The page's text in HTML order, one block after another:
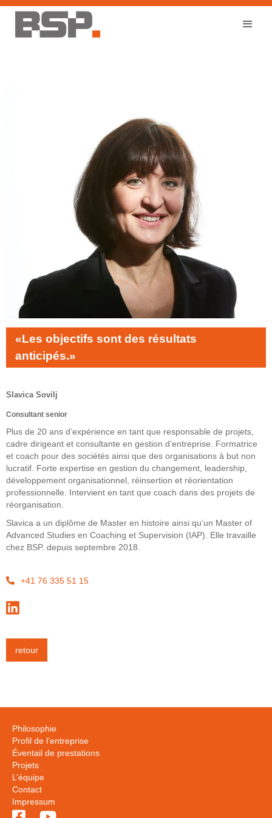
«Les objectifs sont des résultats
anticipés.»
Slavica Sovilj
Consultant senior
Plus de 20 ans d’expérience en tant que responsable de projets,
cadre dirigeant et consultante en gestion d’entreprise. Formatrice
et coach pour des sociétés ainsi que des organisations à but non
lucratif. Forte expertise en gestion du changement, leadership,
développement organisationnel, réinsertion et réorientation
professionnelle. Intervient en tant que coach dans des projets de
réorganisation.
Slavica a un diplôme de Master en histoire ainsi qu’un Master of
Advanced Studies en Coaching et Supervision (IAP). Elle travaille
chez BSP. depuis septembre 2018.
 +41 76 335 51 15

retour
Philosophie
Profil de l’entreprise
Éventail de prestations
Projets
L’équipe
Contact
Impressum